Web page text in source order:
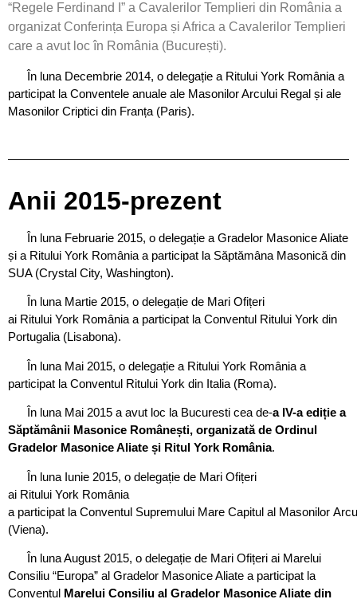
“Regele Ferdinand I” a Cavalerilor Templieri din România a
organizat Conferința Europa și Africa a Cavalerilor Templieri
care a avut loc în România (București).
În luna Decembrie 2014, o delegație a Ritului York România a
participat la Conventele anuale ale Masonilor Arcului Regal și ale
Masonilor Criptici din Franța (Paris).
Anii 2015-prezent
În luna Februarie 2015, o delegație a Gradelor Masonice Aliate
și a Ritului York România a participat la Săptămâna Masonică din
SUA (Crystal City, Washington).
În luna Martie 2015, o delegație de Mari Ofițeri
ai Ritului York România a participat la Conventul Ritului York din
Portugalia (Lisabona).
În luna Mai 2015, o delegație a Ritului York România a
participat la Conventul Ritului York din Italia (Roma).
În luna Mai 2015 a avut loc la Bucuresti cea de-a IV-a ediție a
Săptămânii Masonice Românești, organizată de Ordinul
Gradelor Masonice Aliate și Ritul York România.
În luna Iunie 2015, o delegație de Mari Ofițeri
ai Ritului York România
a participat la Conventul Supremului Mare Capitul al Masonilor
(Viena).
În luna August 2015, o delegație de Mari Ofițeri ai Marelui
Consiliu “Europa” al Gradelor Masonice Aliate a participat la
Conventul Marelui Consiliu al Gradelor Masonice Aliate din